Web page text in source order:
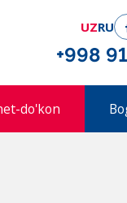
UZRU
+998
do'kon